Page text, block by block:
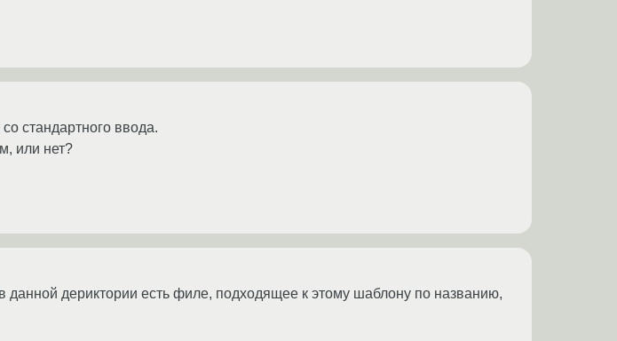
стандартного ввода.
или нет?
данной дериктории есть филе, подходящее к этому шаблону по названию,